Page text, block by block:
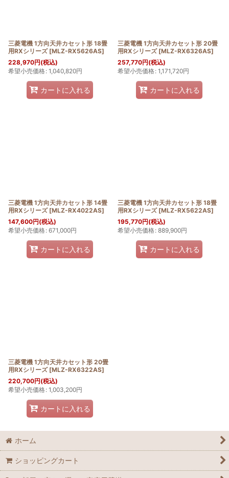
三菱電機 1方向天井カセット形 18畳
用RXシリーズ [MLZ-RX5626AS]
228,970円(税込)
希望小売価格: 1,040,820円
カートに入れる
三菱電機 1方向天井カセット形 20畳
用RXシリーズ [MLZ-RX6326AS]
257,770円(税込)
希望小売価格: 1,171,720円
カートに入れる
三菱電機 1方向天井カセット形 14畳
用RXシリーズ [MLZ-RX4022AS]
147,600円(税込)
希望小売価格: 671,000円
カートに入れる
三菱電機 1方向天井カセット形 18畳
用RXシリーズ [MLZ-RX5622AS]
195,770円(税込)
希望小売価格: 889,900円
カートに入れる
三菱電機 1方向天井カセット形 20畳
用RXシリーズ [MLZ-RX6322AS]
220,700円(税込)
希望小売価格: 1,003,200円
カートに入れる
ホーム
ショッピングカート